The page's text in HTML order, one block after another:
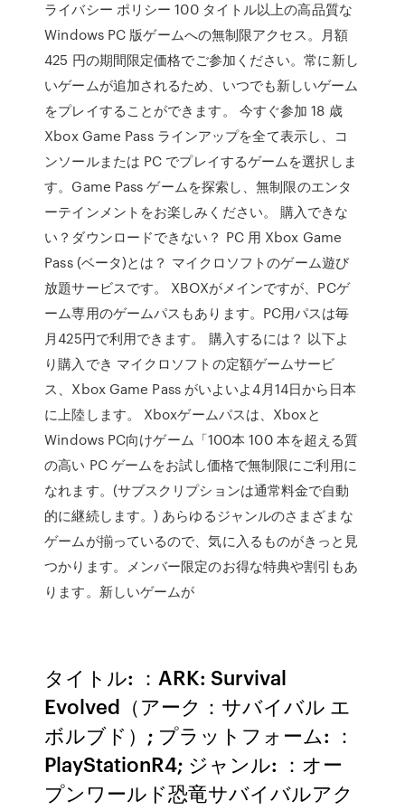
ライバシー ポリシー 100 タイトル以上の高品質な
Windows PC 版ゲームへの無制限アクセス。月額
425 円の期間限定価格でご参加ください。常に新し
いゲームが追加されるため、いつでも新しいゲーム
をプレイすることができます。 今すぐ参加 18 歳
Xbox Game Pass ラインアップを全て表示し、コ
ンソールまたは PC でプレイするゲームを選択しま
す。Game Pass ゲームを探索し、無制限のエンタ
ーテインメントをお楽しみください。 購入できな
い？ダウンロードできない？ PC 用 Xbox Game
Pass (ベータ)とは？ マイクロソフトのゲーム遊び
放題サービスです。 XBOXがメインですが、PCゲ
ーム専用のゲームパスもあります。PC用パスは毎
月425円で利用できます。 購入するには？ 以下よ
り購入でき マイクロソフトの定額ゲームサービ
ス、Xbox Game Pass がいよいよ4月14日から日本
に上陸します。 Xboxゲームパスは、Xboxと
Windows PC向けゲーム「100本 100 本を超える質
の高い PC ゲームをお試し価格で無制限にご利用に
なれます。(サブスクリプションは通常料金で自動
的に継続します。) あらゆるジャンルのさまざまな
ゲームが揃っているので、気に入るものがきっと見
つかります。メンバー限定のお得な特典や割引もあ
ります。新しいゲームが
タイトル: ：ARK: Survival
Evolved（アーク：サバイバル エ
ボルブド）; プラットフォーム: ：
PlayStationR4; ジャンル: ：オー
プンワールド恐竜サバイバルアク